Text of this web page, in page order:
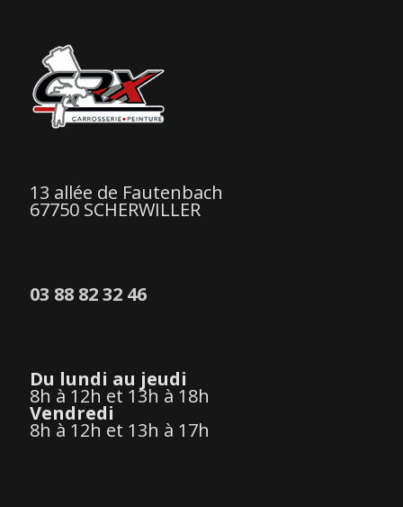
13 allée de Fautenbach
67750 SCHERWILLER
03 88 82 32 46
Du lundi au jeudi
8h à 12h et 13h à 18h
Vendredi
8h à 12h et 13h à 17h